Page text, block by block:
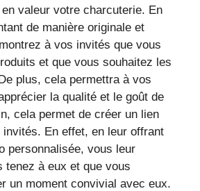
valeur votre charcuterie. En
de manière originale et
à vos invités que vous
et que vous souhaitez les
plus, cela permettra à vos
la qualité et le goût de
cela permet de créer un lien
En effet, en leur offrant
personnalisée, vous leur
tenez à eux et que vous
un moment convivial avec eux.